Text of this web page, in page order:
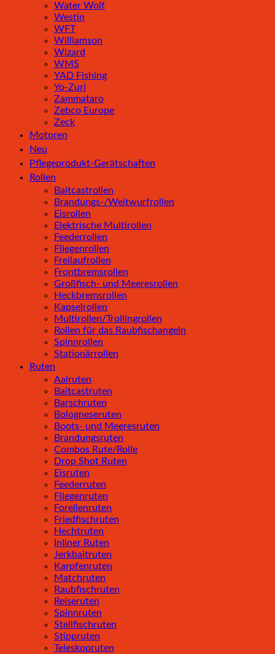
Water Wolf
Westin
WFT
Williamson
Wizard
WMS
YAD Fishing
Yo-Zuri
Zammataro
Zebco Europe
Zeck
Motoren
Neu
Pflegeprodukt-Gerätschaften
Rollen
Baitcastrollen
Brandungs-/Weitwurfrollen
Eisrollen
Elektrische Multirollen
Feederrollen
Fliegenrollen
Freilaufrollen
Frontbremsrollen
Großfisch- und Meeresrollen
Heckbremsrollen
Kapselrollen
Multirollen/Trollingrollen
Rollen für das Raubfischangeln
Spinnrollen
Stationärrollen
Ruten
Aalruten
Baitcastruten
Barschruten
Bologneseruten
Boots- und Meeresruten
Brandungsruten
Combos Rute/Rolle
Drop Shot Ruten
Eisruten
Feederruten
Fliegenruten
Forellenruten
Friedfischruten
Hechtruten
Inliner Ruten
Jerkbaitruten
Karpfenruten
Matchruten
Raubfischruten
Reiseruten
Spinnruten
Stellfischruten
Stippruten
Teleskopruten